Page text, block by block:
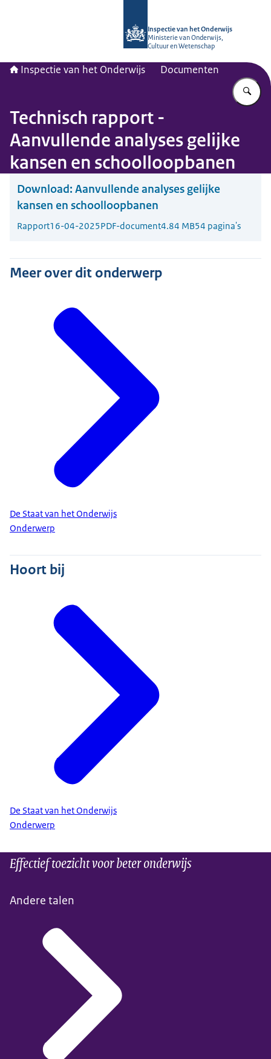
Inspectie van het Onderwijs
Ministerie van Onderwijs,
Cultuur en Wetenschap
Inspectie van het Onderwijs Documenten
Technisch rapport -
Aanvullende analyses gelijke
kansen en schoolloopbanen
Download: Aanvullende analyses gelijke
kansen en schoolloopbanen
Rapport16-04-2025PDF-document4.84 MB54 pagina's
Meer over dit onderwerp
De Staat van het Onderwijs
Onderwerp
Hoort bij
De Staat van het Onderwijs
Onderwerp
Effectief toezicht voor beter onderwijs
Andere talen